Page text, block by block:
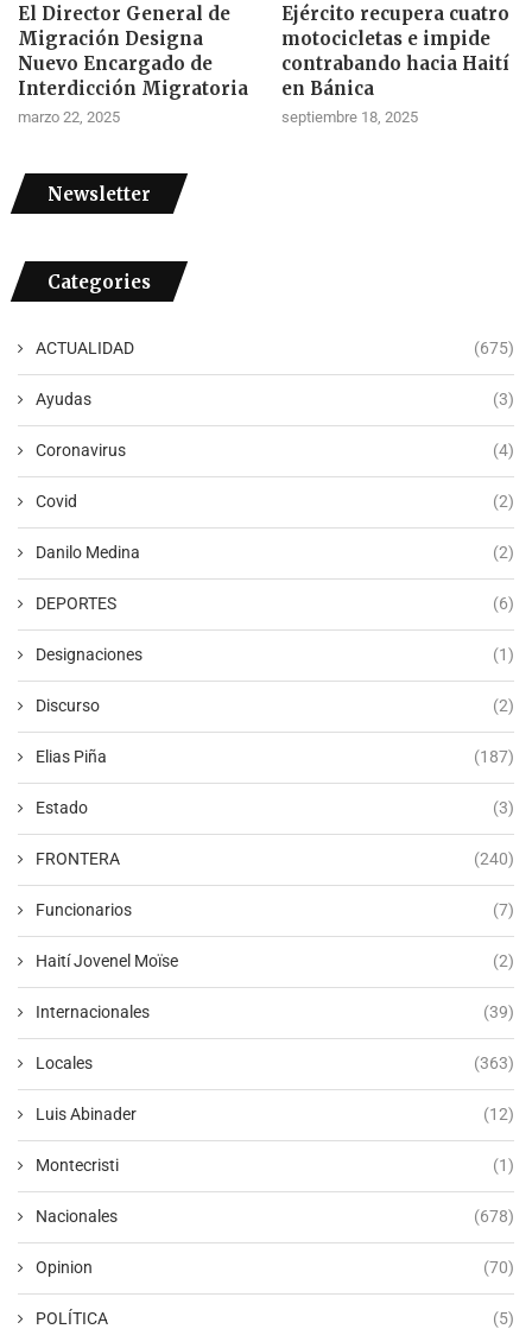
El Director General de
Migración Designa
Nuevo Encargado de
Interdicción Migratoria
marzo 22, 2025
Ejército recupera cuatro
motocicletas e impide
contrabando hacia Haití
en Bánica
septiembre 18, 2025
Newsletter
Categories
ACTUALIDAD (675)
Ayudas (3)
Coronavirus (4)
Covid (2)
Danilo Medina (2)
DEPORTES (6)
Designaciones (1)
Discurso (2)
Elias Piña (187)
Estado (3)
FRONTERA (240)
Funcionarios (7)
Haití Jovenel Moïse (2)
Internacionales (39)
Locales (363)
Luis Abinader (12)
Montecristi (1)
Nacionales (678)
Opinion (70)
POLÍTICA (5)